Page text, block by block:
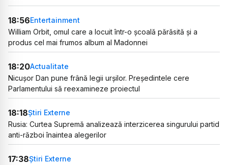
18:56Entertainment
William Orbit, omul care a locuit într-o școală părăsită și a
produs cel mai frumos album al Madonnei
18:20Actualitate
Nicușor Dan pune frână legii urșilor. Președintele cere
Parlamentului să reexamineze proiectul
18:18Știri Externe
Rusia: Curtea Supremă analizează interzicerea singurului partid
anti-război înaintea alegerilor
17:38Știri Externe